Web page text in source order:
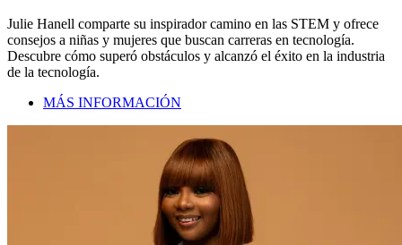
Julie Hanell comparte su inspirador camino en las STEM y ofrece
consejos a niñas y mujeres que buscan carreras en tecnología.
Descubre cómo superó obstáculos y alcanzó el éxito en la industria
de la tecnología.
MÁS INFORMACIÓN